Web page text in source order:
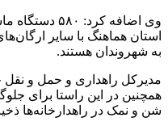
وی اضافه
استان هماهنگ با سایر
به شهروندان هستند.
مدیرکل راهداری و حمل و نقل
شن و نمک در راهدارخانه‌ها